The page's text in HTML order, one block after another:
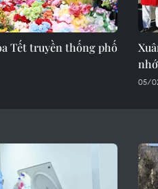
Tết truyền thống phố
05/